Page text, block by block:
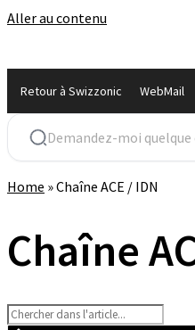
Aller au contenu
Retour à Swizzonic WebMail
Home »Chaîne ACE / IDN
Chaîne